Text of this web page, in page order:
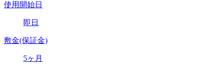
使用開始日
即日
敷金(保証金)
5ヶ月